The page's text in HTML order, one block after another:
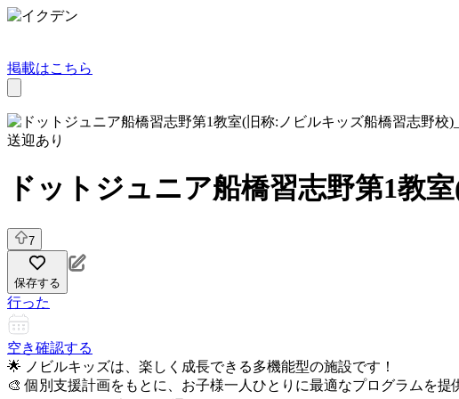
掲載はこちら
送迎あり
ドットジュニア船橋習志野第1教
7
保存する
行った
空き確認する
🌟 ノビルキッズは、楽しく成長できる多機能型の施設です！
🎨 個別支援計画をもとに、お子様一人ひとりに最適なプログラムを提